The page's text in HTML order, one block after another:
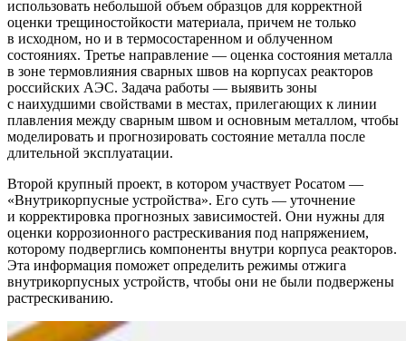
использовать небольшой объем образцов для корректной
оценки трещиностойкости материала, причем не только
в исходном, но и в термосостаренном и облученном
состояниях. Третье направление — ​оценка состояния металла
в зоне термовлияния сварных швов на корпусах реакторов
российских АЭС. Задача работы — ​выявить зоны
с наихудшими свойствами в местах, прилегающих к линии
плавления между сварным швом и основным металлом, чтобы
моделировать и прогнозировать состояние металла после
длительной эксплуатации.
Второй крупный проект, в котором участвует Росатом — ​
«Внутрикорпусные устройства». Его суть — ​уточнение
и корректировка прогнозных зависимостей. Они нужны для
оценки коррозионного растрескивания под напряжением,
которому подверглись компоненты внутри корпуса реакторов.
Эта информация поможет определить режимы отжига
внутрикорпусных устройств, чтобы они не были подвержены
растрескиванию.